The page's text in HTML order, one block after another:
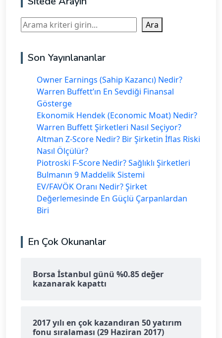
Ara Ara
Son Yayınlananlar
Owner Earnings (Sahip Kazancı) Nedir?
Warren Buffett’ın En Sevdiği Finansal
Gösterge
Ekonomik Hendek (Economic Moat) Nedir?
Warren Buffett Şirketleri Nasıl Seçiyor?
Altman Z-Score Nedir? Bir Şirketin İflas Riski
Nasıl Ölçülür?
Piotroski F-Score Nedir? Sağlıklı Şirketleri
Bulmanın 9 Maddelik Sistemi
EV/FAVÖK Oranı Nedir? Şirket
Değerlemesinde En Güçlü Çarpanlardan
Biri
En Çok Okunanlar
Borsa İstanbul günü %0.85 değer
kazanarak kapattı
2017 yılı en çok kazandıran 50 yatırım
fonu sıralaması (29 Haziran 2017)